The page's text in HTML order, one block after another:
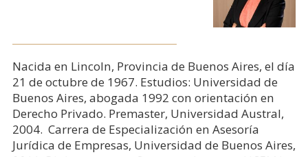
Nacida en Lincoln, Provincia de Buenos Aires, el día
21 de octubre de 1967. Estudios: Universidad de
Buenos Aires, abogada 1992 con orientación en
Derecho Privado. Premaster, Universidad Austral,
2004. Carrera de Especialización en Asesoría
Jurídica de Empresas, Universidad de Buenos Aires,